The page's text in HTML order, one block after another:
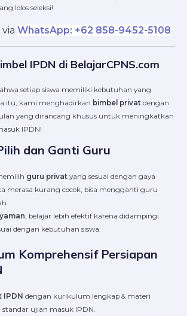
lolos seleksi!
WhatsApp: +62 858-9452-5108
IPDN di BelajarCPNS.com
setiap siswa memiliki kebutuhan yang
itu, kami menghadirkan bimbel privat dengan
yang dirancang khusus untuk meningkatkan
IPDN!
dan Ganti Guru
guru privatyang sesuai dengan gaya
merasa kurang cocok, bisa mengganti guru
, belajar lebih efektif karena didampingi
dengan kebutuhan siswa.
Komprehensif Persiapan
IPDN dengan kurikulum lengkap & materi
standar ujian masuk IPDN.